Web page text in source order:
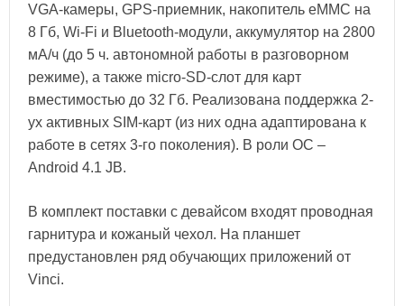
VGA-камеры, GPS-приемник, накопитель eMMC на
8 Гб, Wi-Fi и Bluetooth-модули, аккумулятор на 2800
мА/ч (до 5 ч. автономной работы в разговорном
режиме), а также micro-SD-слот для карт
вместимостью до 32 Гб. Реализована поддержка 2-
ух активных SIM-карт (из них одна адаптирована к
работе в сетях 3-го поколения). В роли ОС –
Android 4.1 JB.
В комплект поставки с девайсом входят проводная
гарнитура и кожаный чехол. На планшет
предустановлен ряд обучающих приложений от
Vinci.